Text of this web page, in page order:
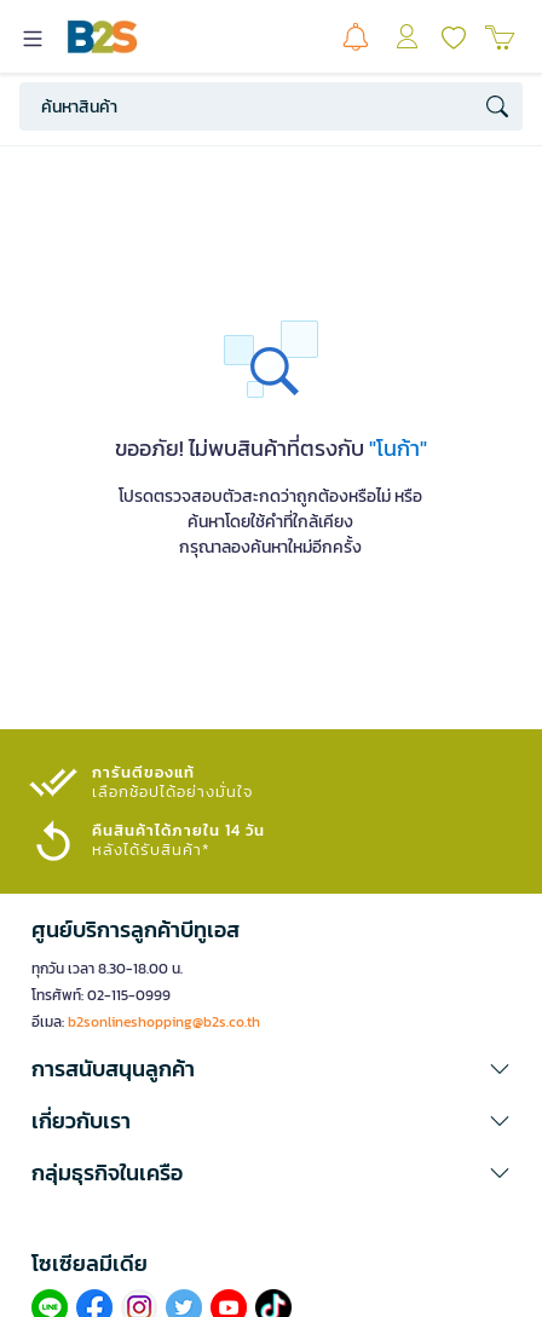
ขออภัย! ไม่พบสินค้าที่ตรงกับ"โนก้า"
โปรดตรวจสอบตัวสะกดว่าถูกต้องหรือไม่ หรือ
ค้นหาโดยใช้คำที่ใกล้เคียง
กรุณาลองค้นหาใหม่อีกครั้ง
การันตีของแท้
เลือกช้อปได้อย่างมั่นใจ​
คืนสินค้าได้ภายใน 14 วัน
หลังได้รับสินค้า*
ศูนย์บริการลูกค้าบีทูเอส
ทุกวัน เวลา 8.30-18.00 น.
โทรศัพท์: 02-115-0999
อีเมล:b2sonlineshopping@b2s.co.th
การสนับสนุนลูกค้า
เกี่ยวกับเรา
กลุ่มธุรกิจในเครือ
โซเซียลมีเดีย​